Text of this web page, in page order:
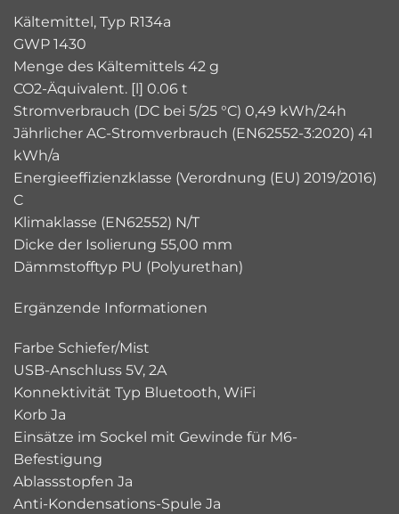
Kältemittel, Typ R134a
GWP 1430
Menge des Kältemittels 42 g
CO2-Äquivalent. [l] 0.06 t
Stromverbrauch (DC bei 5/25 °C) 0,49 kWh/24h
Jährlicher AC-Stromverbrauch (EN62552-3:2020) 41
kWh/a
Energieeffizienzklasse (Verordnung (EU) 2019/2016)
C
Klimaklasse (EN62552) N/T
Dicke der Isolierung 55,00 mm
Dämmstofftyp PU (Polyurethan)
Ergänzende Informationen
Farbe Schiefer/Mist
USB-Anschluss 5V, 2A
Konnektivität Typ Bluetooth, WiFi
Korb Ja
Einsätze im Sockel mit Gewinde für M6-
Befestigung
Ablassstopfen Ja
Anti-Kondensations-Spule Ja